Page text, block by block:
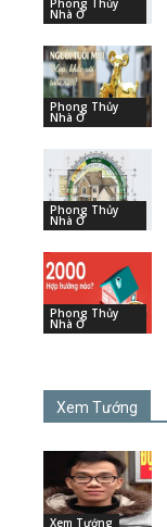
Phong Thủy
Nhà Ở
Phong Thủy
Nhà Ở
Phong Thủy
Nhà Ở
Phong Thủy
Nhà Ở
Xem Tướng
Xem Tướng